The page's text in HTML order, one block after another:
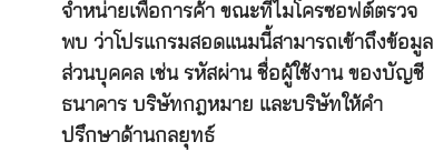
จำหน่ายเพื่อการค้า ขณะที่ไมโครซอฟต์ตรวจ
พบ ว่าโปรแกรมสอดแนมนี้สามารถเข้าถึงข้อมูล
ส่วนบุคคล เช่น รหัสผ่าน ชื่อผู้ใช้งาน ของบัญชี
ธนาคาร บริษัทกฎหมาย และบริษัทให้คำ
ปรึกษาด้านกลยุทธ์